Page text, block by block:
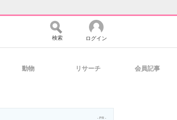
検索 ログイン
動物 リサーチ 会員記事
- PR -